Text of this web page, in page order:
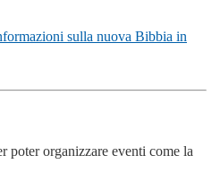
sulla nuova Bibbia in
poter organizzare eventi come la